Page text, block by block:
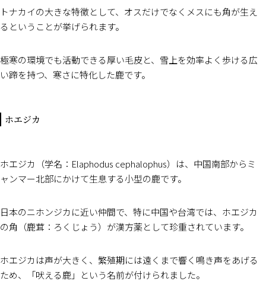
トナカイの大きな特徴として、オスだけでなくメスにも角が生え
るということが挙げられます。
極寒の環境でも活動できる厚い毛皮と、雪上を効率よく歩ける広
い蹄を持つ、寒さに特化した鹿です。
ホエジカ
ホエジカ（学名：Elaphodus cephalophus）は、中国南部からミ
ャンマー北部にかけて生息する小型の鹿です。
日本のニホンジカに近い仲間で、特に中国や台湾では、ホエジカ
の角（鹿茸：ろくじょう）が漢方薬として珍重されています。
ホエジカは声が大きく、繁殖期には遠くまで響く鳴き声をあげる
ため、「吠える鹿」という名前が付けられました。